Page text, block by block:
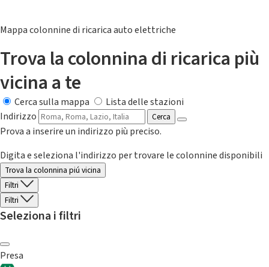
Mappa colonnine di ricarica auto elettriche
Trova la colonnina di ricarica più
vicina a te
Cerca sulla mappa
Lista delle stazioni
Indirizzo
Cerca
Prova a inserire un indirizzo più preciso.
Digita e seleziona l'indirizzo per trovare le colonnine disponibili
Trova la colonnina piú vicina
Filtri
Filtri
Seleziona i filtri
Presa